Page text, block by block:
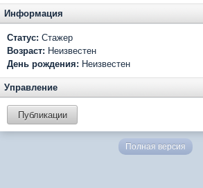
Информация
Статус: Стажер
Возраст: Неизвестен
День рождения: Неизвестен
Управление
Публикации
Полная версия